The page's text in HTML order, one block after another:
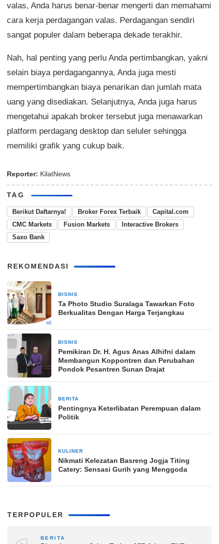
valas, Anda harus benar-benar mengerti dan memahami
cara kerja perdagangan valas. Perdagangan sendiri
sangat populer dalam beberapa dekade terakhir.
Nah, hal penting yang perlu Anda pertimbangkan, yakni
selain biaya perdagangannya, Anda juga mesti
mempertimbangkan biaya penarikan dan jumlah mata
uang yang disediakan. Selanjutnya, Anda juga harus
mengetahui apakah broker tersebut juga menawarkan
platform perdagang desktop dan seluler sehingga
memiliki grafik yang cukup baik.
Reporter: KilatNews
TAG
Berikut Daftarnya! Broker Forex Terbaik
Capital.com
CMC Markets
Fusion Markets
Interactive Brokers
Saxo Bank
REKOMENDASI
BISNIS
Ta Photo Studio Suralaga Tawarkan Foto
Berkualitas Dengan Harga Terjangkau
BISNIS
Pemikiran Dr. H. Agus Anas Alhifni dalam
Membangun Koppontren dan Perubahan
Pondok Pesantren Sunan Drajat
BERITA
Pentingnya Keterlibatan Perempuan dalam
Politik
KULINER
Nikmati Kelezatan Basreng Jogja Titing
Catery: Sensasi Gurih yang Menggoda
TERPOPULER
BERITA